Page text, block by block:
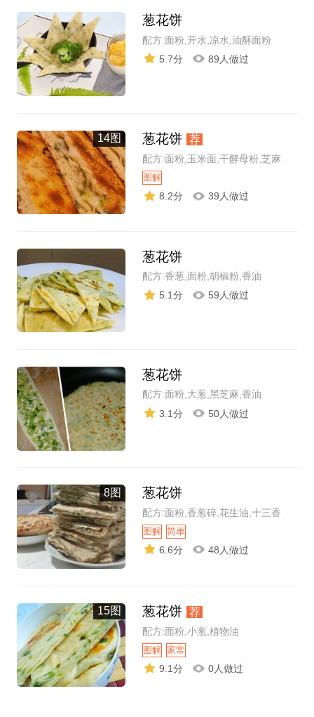
葱花饼
配方:面粉,开水,凉水,油酥面粉
5.7分
89人做过
14图 葱花饼 荐
配方:面粉,玉米面,干酵母粉,芝麻
图解
8.2分 39人做过
葱花饼
配方:香葱,面粉,胡椒粉,香油
5.1分
59人做过
葱花饼
配方:面粉,大葱,黑芝麻,香油
3.1分
50人做过
8图 葱花饼
配方:面粉,香葱碎,花生油,十三香
图解 简单
6.6分 48人做过
15图 葱花饼 荐
配方:面粉,小葱,植物油
图解 家常
9.1分 0人做过